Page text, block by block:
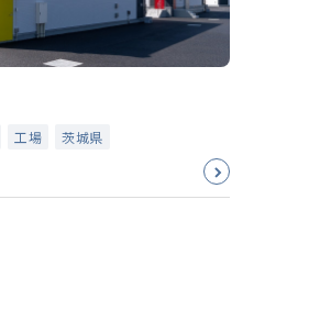
工場 茨城県